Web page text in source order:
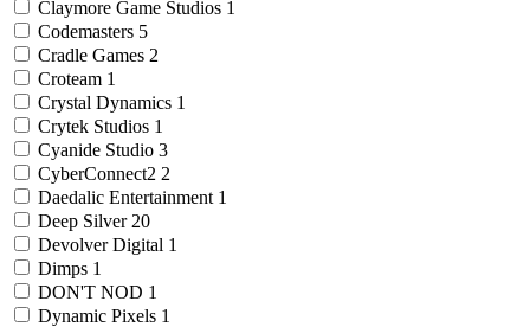
Claymore Game Studios 1
Codemasters 5
Cradle Games 2
Croteam 1
Crystal Dynamics 1
Crytek Studios 1
Cyanide Studio 3
CyberConnect2 2
Daedalic Entertainment 1
Deep Silver 20
Devolver Digital 1
Dimps 1
DON'T NOD 1
Dynamic Pixels 1